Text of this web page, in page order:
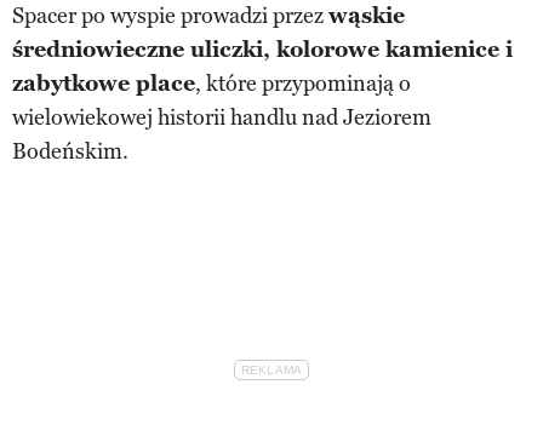
Spacer po wyspie prowadzi przezwąskie
średniowieczne uliczki, kolorowe kamienice i
zabytkowe place, które przypominają o
wielowiekowej historii handlu nad Jeziorem
Bodeńskim.